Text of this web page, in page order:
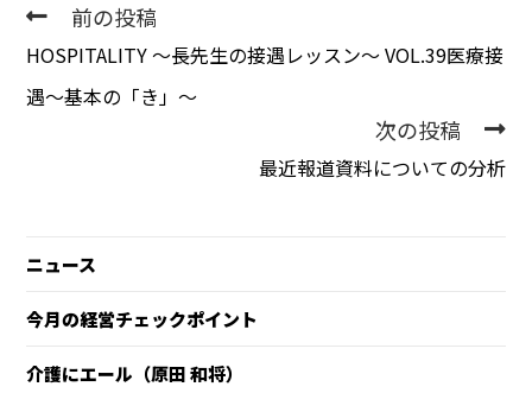
前の投稿
HOSPITALITY 〜長先生の接遇レッスン〜 VOL.39医療接
遇～基本の「き」～
次の投稿
最近報道資料についての分析
ニュース
今月の経営チェックポイント
介護にエール（原田 和将）